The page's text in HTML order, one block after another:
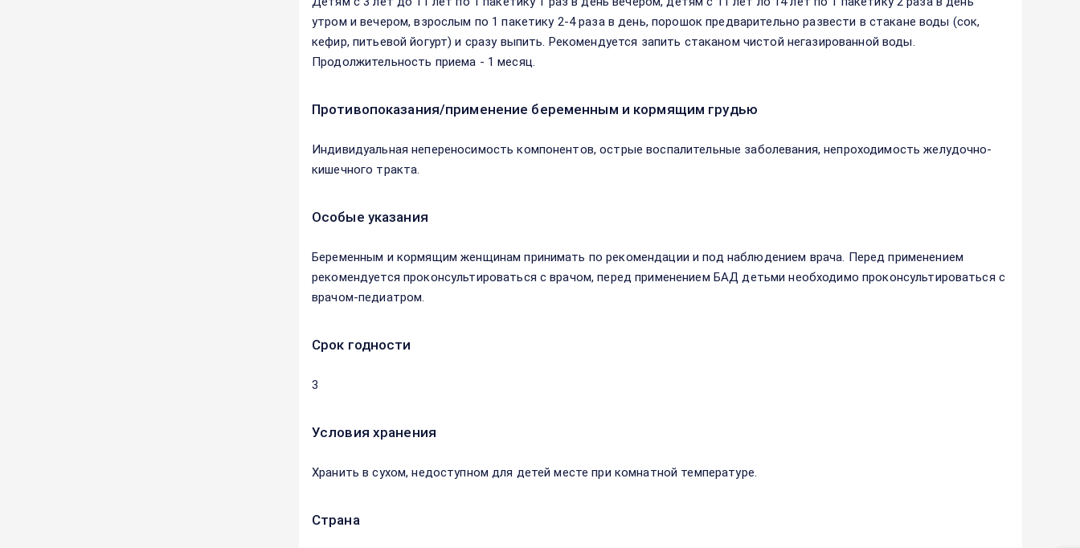
утром и вечером, взрослым по 1 пакетику 2-4 раза в день, порошок предварительно развести в стакане воды (сок,
кефир, питьевой йогурт) и сразу выпить. Рекомендуется запить стаканом чистой негазированной воды.
Продолжительность приема - 1 месяц.
Противопоказания/применение беременным и кормящим грудью
Индивидуальная непереносимость компонентов, острые воспалительные заболевания, непроходимость желудочно-
кишечного тракта.
Особые указания
Беременным и кормящим женщинам принимать по рекомендации и под наблюдением врача. Перед применением
рекомендуется проконсультироваться с врачом, перед применением БАД детьми необходимо проконсультироваться с
врачом-педиатром.
Срок годности
3
Условия хранения
Хранить в сухом, недоступном для детей месте при комнатной температуре.
Страна